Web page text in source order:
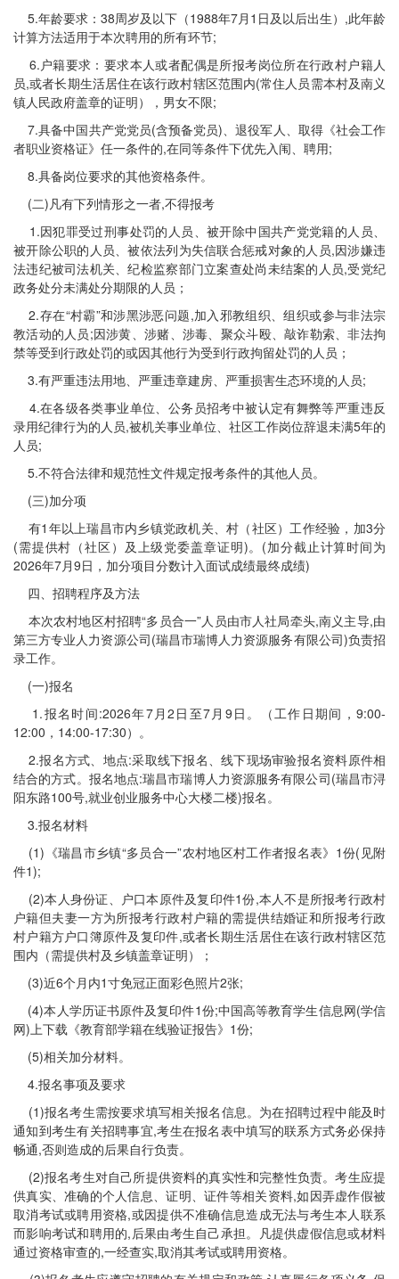
5.年龄要求：38周岁及以下（1988年7月1日及以后出生）,此年龄
计算方法适用于本次聘用的所有环节;
6.户籍要求：要求本人或者配偶是所报考岗位所在行政村户籍人
员,或者长期生活居住在该行政村辖区范围内(常住人员需本村及南义
镇人民政府盖章的证明），男女不限;
7.具备中国共产党党员(含预备党员)、退役军人、取得《社会工作
者职业资格证》任一条件的,在同等条件下优先入闱、聘用;
8.具备岗位要求的其他资格条件。
(二)凡有下列情形之一者,不得报考
1.因犯罪受过刑事处罚的人员、被开除中国共产党党籍的人员、
被开除公职的人员、被依法列为失信联合惩戒对象的人员,因涉嫌违
法违纪被司法机关、纪检监察部门立案查处尚未结案的人员,受党纪
政务处分未满处分期限的人员；
2.存在“村霸”和涉黑涉恶问题,加入邪教组织、组织或参与非法宗
教活动的人员;因涉黄、涉赌、涉毒、聚众斗殴、敲诈勒索、非法拘
禁等受到行政处罚的或因其他行为受到行政拘留处罚的人员；
3.有严重违法用地、严重违章建房、严重损害生态环境的人员;
4.在各级各类事业单位、公务员招考中被认定有舞弊等严重违反
录用纪律行为的人员,被机关事业单位、社区工作岗位辞退未满5年的
人员;
5.不符合法律和规范性文件规定报考条件的其他人员。
(三)加分项
有1年以上瑞昌市内乡镇党政机关、村（社区）工作经验，加3分
(需提供村（社区）及上级党委盖章证明)。(加分截止计算时间为
2026年7月9日，加分项目分数计入面试成绩最终成绩)
四、招聘程序及方法
本次农村地区村招聘“多员合一”人员由市人社局牵头,南义主导,由
第三方专业人力资源公司(瑞昌市瑞博人力资源服务有限公司)负责招
录工作。
(一)报名
1.报名时间:2026年7月2日至7月9日。（工作日期间，9:00-
12:00，14:00-17:30）。
2.报名方式、地点:采取线下报名、线下现场审验报名资料原件相
结合的方式。报名地点:瑞昌市瑞博人力资源服务有限公司(瑞昌市浔
阳东路100号,就业创业服务中心大楼二楼)报名。
3.报名材料
(1)《瑞昌市乡镇“多员合一”农村地区村工作者报名表》1份(见附
件1);
(2)本人身份证、户口本原件及复印件1份,本人不是所报考行政村
户籍但夫妻一方为所报考行政村户籍的需提供结婚证和所报考行政
村户籍方户口簿原件及复印件,或者长期生活居住在该行政村辖区范
围内（需提供村及乡镇盖章证明）；
(3)近6个月内1寸免冠正面彩色照片2张;
(4)本人学历证书原件及复印件1份;中国高等教育学生信息网(学信
网)上下载《教育部学籍在线验证报告》1份;
(5)相关加分材料。
4.报名事项及要求
(1)报名考生需按要求填写相关报名信息。为在招聘过程中能及时
通知到考生有关招聘事宜,考生在报名表中填写的联系方式务必保持
畅通,否则造成的后果自行负责。
(2)报名考生对自己所提供资料的真实性和完整性负责。考生应提
供真实、准确的个人信息、证明、证件等相关资料,如因弄虚作假被
取消考试或聘用资格,或因提供不准确信息造成无法与考生本人联系
而影响考试和聘用的,后果由考生自己承担。凡提供虚假信息或材料
通过资格审查的,一经查实,取消其考试或聘用资格。